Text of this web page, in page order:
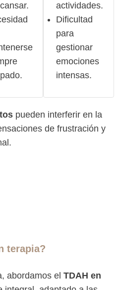
actividades.
Dificultad
para
gestionar
emociones
intensas.
pueden interferir en la
de frustración y
terapia?
abordamos el TDAH en